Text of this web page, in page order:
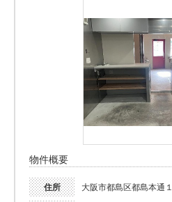
物件概要
住所 大阪市都島区都島本通１